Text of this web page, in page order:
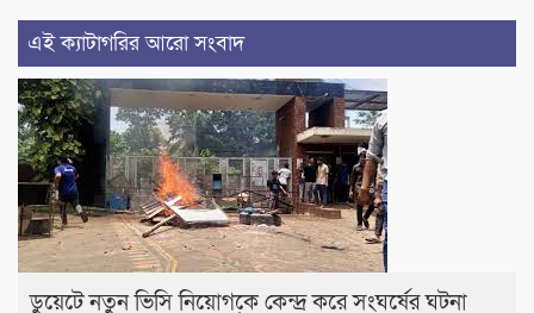
এই ক্যাটাগরির আরো সংবাদ
ডুয়েটে নতুন ভিসি নিয়োগকে কেন্দ্র করে সংঘর্ষের ঘটনা